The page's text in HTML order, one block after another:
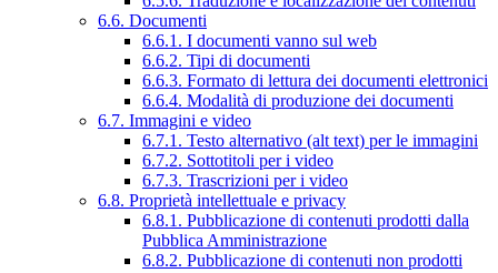
6.6. Documenti
6.6.1. I documenti vanno sul web
6.6.2. Tipi di documenti
6.6.3. Formato di lettura dei documenti elettronici
6.6.4. Modalità di produzione dei documenti
6.7. Immagini e video
6.7.1. Testo alternativo (alt text) per le immagini
6.7.2. Sottotitoli per i video
6.7.3. Trascrizioni per i video
6.8. Proprietà intellettuale e privacy
6.8.1. Pubblicazione di contenuti prodotti dalla
Pubblica Amministrazione
6.8.2. Pubblicazione di contenuti non prodotti